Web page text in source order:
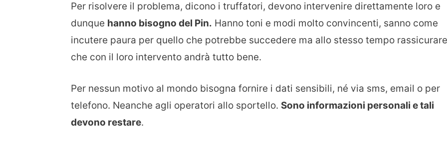
Per risolvere il problema, dicono i truffatori, devono intervenire direttamente loro e
dunque hanno bisogno del Pin. Hanno toni e modi molto convincenti, sanno come
incutere paura per quello che potrebbe succedere ma allo stesso tempo rassicurare
che con il loro intervento andrà tutto bene.
Per nessun motivo al mondo bisogna fornire i dati sensibili, né via sms, email o per
telefono. Neanche agli operatori allo sportello. Sono informazioni personali e tali
devono restare.